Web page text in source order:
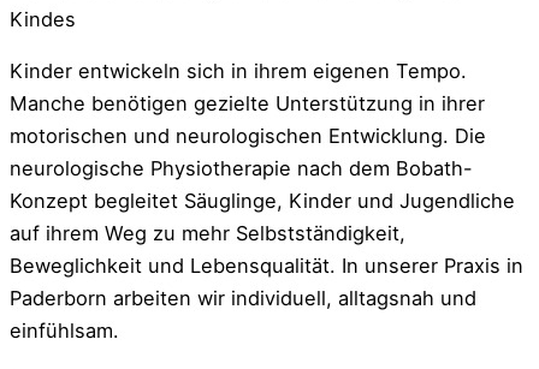
Kindes
Kinder entwickeln sich in ihrem eigenen Tempo.
Manche benötigen gezielte Unterstützung in ihrer
motorischen und neurologischen Entwicklung. Die
neurologische Physiotherapie nach dem Bobath-
Konzept begleitet Säuglinge, Kinder und Jugendliche
auf ihrem Weg zu mehr Selbstständigkeit,
Beweglichkeit und Lebensqualität. In unserer Praxis in
Paderborn arbeiten wir individuell, alltagsnah und
einfühlsam.